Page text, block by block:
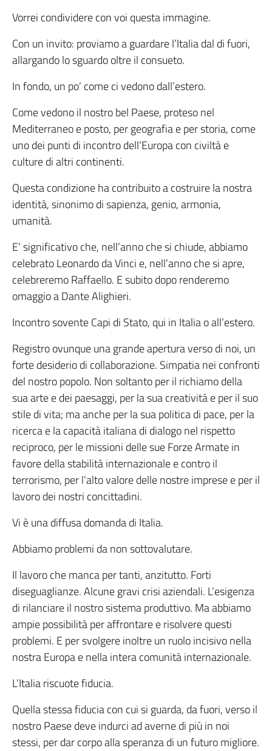
Vorrei condividere con voi questa immagine.
Con un invito: proviamo a guardare l’Italia dal di fuori,
allargando lo sguardo oltre il consueto.
In fondo, un po’ come ci vedono dall’estero.
Come vedono il nostro bel Paese, proteso nel
Mediterraneo e posto, per geografia e per storia, come
uno dei punti di incontro dell’Europa con civiltà e
culture di altri continenti.
Questa condizione ha contribuito a costruire la nostra
identità, sinonimo di sapienza, genio, armonia,
umanità.
E’ significativo che, nell’anno che si chiude, abbiamo
celebrato Leonardo da Vinci e, nell’anno che si apre,
celebreremo Raffaello. E subito dopo renderemo
omaggio a Dante Alighieri.
Incontro sovente Capi di Stato, qui in Italia o all’estero.
Registro ovunque una grande apertura verso di noi, un
forte desiderio di collaborazione. Simpatia nei confronti
del nostro popolo. Non soltanto per il richiamo della
sua arte e dei paesaggi, per la sua creatività e per il suo
stile di vita; ma anche per la sua politica di pace, per la
ricerca e la capacità italiana di dialogo nel rispetto
reciproco, per le missioni delle sue Forze Armate in
favore della stabilità internazionale e contro il
terrorismo, per l’alto valore delle nostre imprese e per il
lavoro dei nostri concittadini.
Vi è una diffusa domanda di Italia.
Abbiamo problemi da non sottovalutare.
Il lavoro che manca per tanti, anzitutto. Forti
diseguaglianze. Alcune gravi crisi aziendali. L’esigenza
di rilanciare il nostro sistema produttivo. Ma abbiamo
ampie possibilità per affrontare e risolvere questi
problemi. E per svolgere inoltre un ruolo incisivo nella
nostra Europa e nella intera comunità internazionale.
L’Italia riscuote fiducia.
Quella stessa fiducia con cui si guarda, da fuori, verso il
nostro Paese deve indurci ad averne di più in noi
stessi, per dar corpo alla speranza di un futuro migliore.